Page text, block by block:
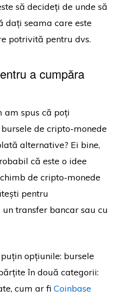
să decideți de unde să
dați seama care este
potrivită pentru dvs.
a cumpăra
am spus că poți
de cripto-monede
alternative? Ei bine,
că este o idee
de cripto-monede
pentru
transfer bancar sau cu
opțiunile: bursele
în două categorii:
cum ar fiCoinbase